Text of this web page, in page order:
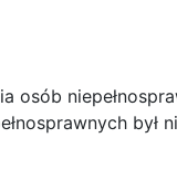
osób
był